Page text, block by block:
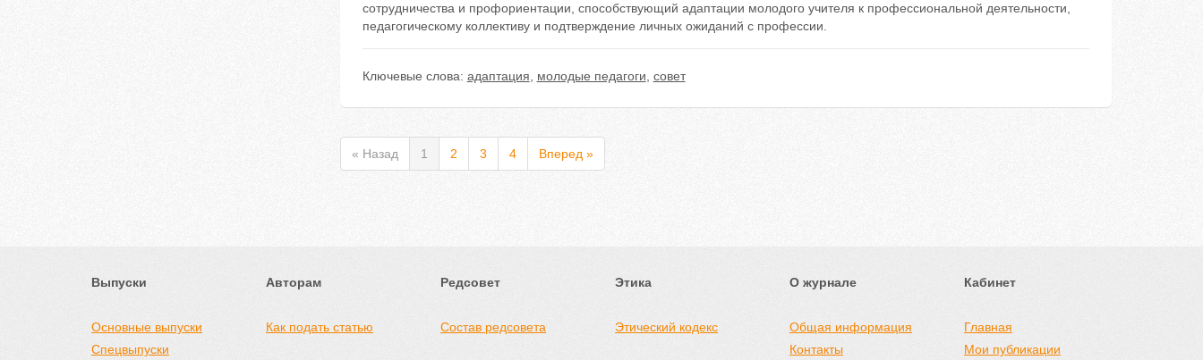
сотрудничества и профориентации, способствующий адаптации молодого учителя к профессиональной деятельности,
педагогическому коллективу и подтверждение личных ожиданий с профессии.
Ключевые слова: адаптация молодые педагоги совет
« Назад 1 2 3 4 Вперед »
Выпуски
Основные выпуски
Спецвыпуски
Авторам
Как подать статью
Редсовет
Состав редсовета
Этика
Этический кодекс
О журнале
Общая информация
Контакты
Кабинет
Главная
Мои публикации